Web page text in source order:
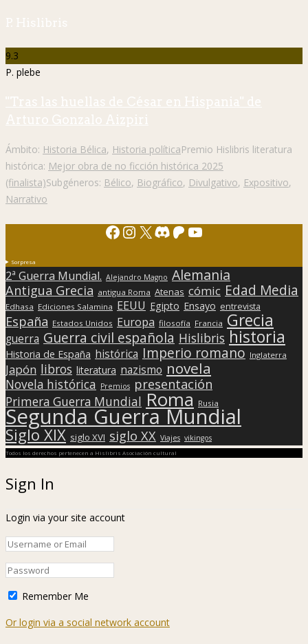
P. Hislibris
9.3
P. plebe
"Tras las huellas de César en Hispania" de
Arturo Gonzalo Aizpiri
Ámbito: Historia Bélica, Historia políticaPremio Hislibris literatura
histórica: Mejor obra de no ficción histórica 2025
(finalista)Subgéneros: Bélico, Biográfico, Divulgativo, Expositivo,
Narrativo
Facebook
Instagram
X Discord
Patreon
YouTube
Sorpresa
2ª Guerra Mundial. Alejandro Magno Alemania
Antigua Grecia antigua Roma Atenas cómic Edad Media
Edhasa Ediciones Salamina EEUU Egipto Ensayo entrevista
España Estados Unidos Europa filosofía Francia Grecia
guerra Guerra civil española Hislibris historia
Historia de España histórica Imperio romano Inglaterra
Japón libros literatura nazismo novela
Novela histórica Premios presentación
Primera Guerra Mundial Roma Rusia
Segunda Guerra Mundial
Siglo XIX siglo XVI siglo XX Viajes vikingos
Todos los derechos pertenecen a Hislibris Asociación cultural
Sign In
Login via your site account
Remember Me
Or login via a social network account